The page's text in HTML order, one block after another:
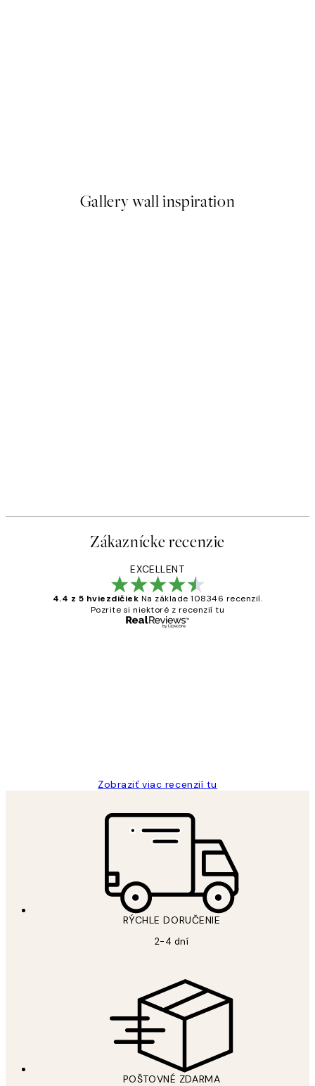
Gallery wall inspiration
Zákaznícke recenzie
EXCELLENT
4.4 z 5 hviezdičiek Na základe 108346 recenzií.
Pozrite si niektoré z recenzií tu
Zobraziť viac recenzií tu
RÝCHLE DORUČENIE
2-4 dní
POŠTOVNÉ ZDARMA